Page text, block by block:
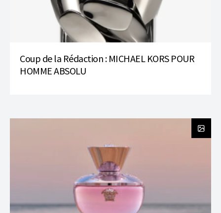
Coup de la Rédaction : MICHAEL KORS POUR
HOMME ABSOLU